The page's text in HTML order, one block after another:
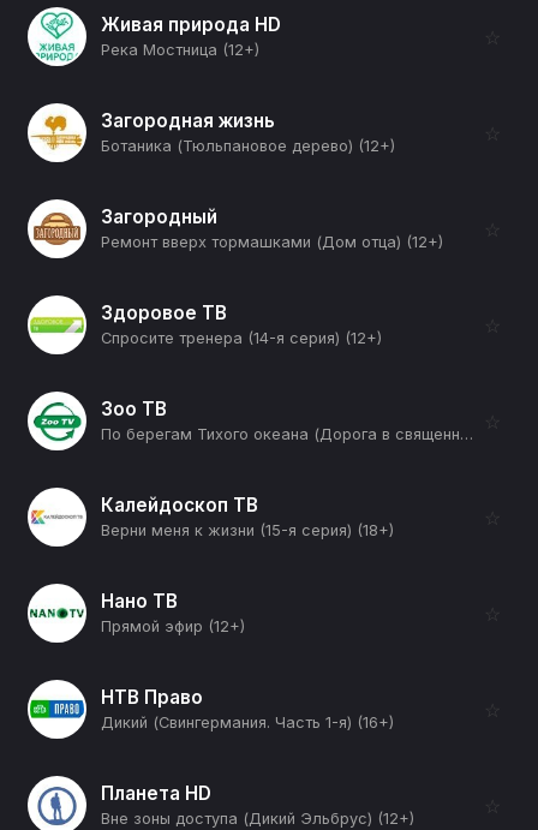
Живая природа HD
Река Мостница (12+)
☆
Загородная жизнь
Ботаника (Тюльпановое дерево) (12+)
☆
Загородный
Ремонт вверх тормашками (Дом отца) (12+)
☆
Здоровое ТВ
Спросите тренера (14-я серия) (12+)
☆
Зоо ТВ
По берегам Тихого океана (Дорога в священных горах) (12+)
☆
Калейдоскоп ТВ
Верни меня к жизни (15-я серия) (18+)
☆
Нано ТВ
Прямой эфир (12+)
☆
НТВ Право
Дикий (Свингермания. Часть 1-я) (16+)
☆
Планета HD
Вне зоны доступа (Дикий Эльбрус) (12+)
☆